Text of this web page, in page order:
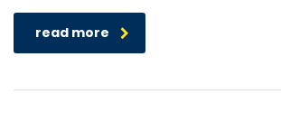
read more